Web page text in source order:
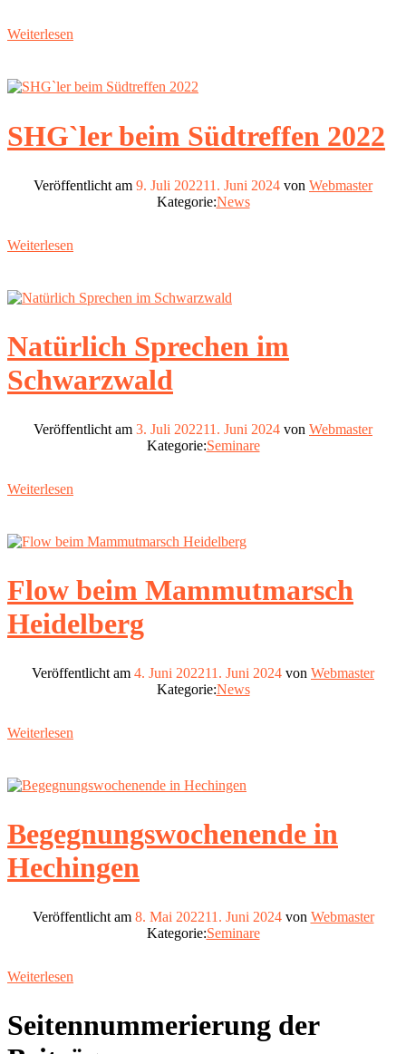
Weiterlesen
SHG`ler beim Südtreffen 2022
Veröffentlicht am 9. Juli 202211. Juni 2024 von Webmaster
Kategorie:News
Weiterlesen
Natürlich Sprechen im
Schwarzwald
Veröffentlicht am 3. Juli 202211. Juni 2024 von Webmaster
Kategorie:Seminare
Weiterlesen
Flow beim Mammutmarsch
Heidelberg
Veröffentlicht am 4. Juni 202211. Juni 2024 von Webmaster
Kategorie:News
Weiterlesen
Begegnungswochenende in
Hechingen
Veröffentlicht am 8. Mai 202211. Juni 2024von Webmaster
Kategorie:Seminare
Weiterlesen
Seitennummerierung der